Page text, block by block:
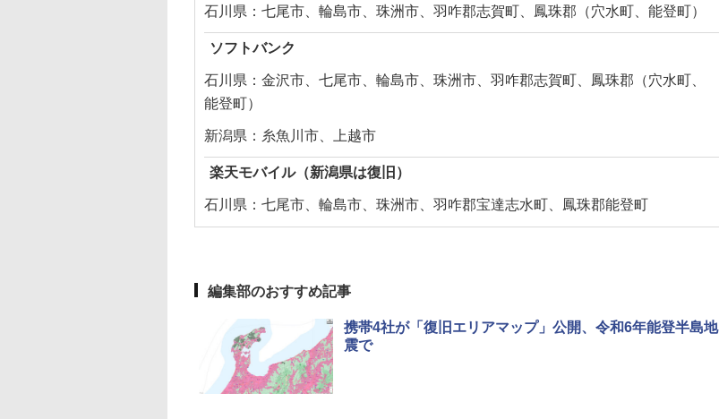
石川県：七尾市、輪島市、珠洲市、羽咋郡志賀町、鳳珠郡（穴水町、能登町）
ソフトバンク
石川県：金沢市、七尾市、輪島市、珠洲市、羽咋郡志賀町、鳳珠郡（穴水町、
能登町）
新潟県：糸魚川市、上越市
楽天モバイル（新潟県は復旧）
石川県：七尾市、輪島市、珠洲市、羽咋郡宝達志水町、鳳珠郡能登町
編集部のおすすめ記事
携帯4社が「復旧エリアマップ」公開、令和6年能登半島地
震で